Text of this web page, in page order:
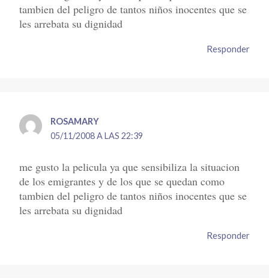
tambien del peligro de tantos niños inocentes que se
les arrebata su dignidad
Responder
ROSAMARY
05/11/2008 A LAS 22:39
me gusto la pelicula ya que sensibiliza la situacion
de los emigrantes y de los que se quedan como
tambien del peligro de tantos niños inocentes que se
les arrebata su dignidad
Responder